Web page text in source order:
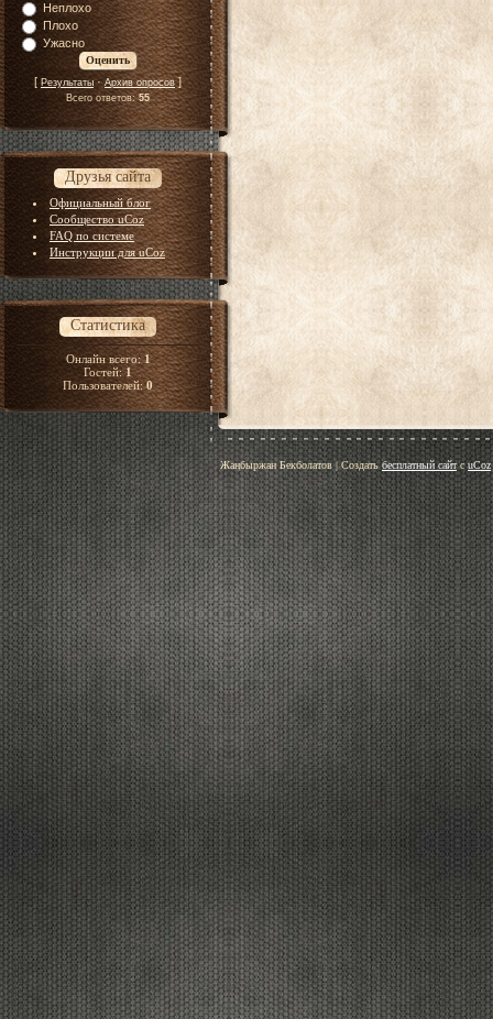
Неплохо
Плохо
Ужасно
[ Результаты·Архив опросов]
Всего ответов:55
Друзья сайта
Официальный блог
Сообщество uCoz
FAQ по системе
Инструкции для uCoz
Статистика
Онлайн всего:1
Гостей:1
Пользователей:0
Жаңбыржан Бекболатов|Создатьбесплатный сайтсuCoz